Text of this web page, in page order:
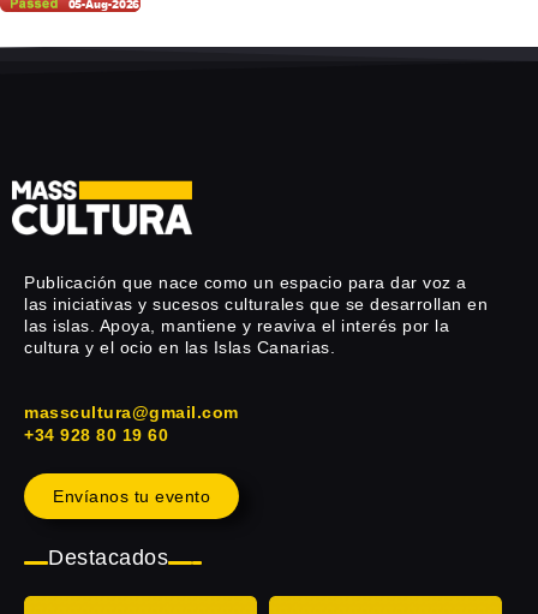
Publicación que nace como un espacio para dar voz a
las iniciativas y sucesos culturales que se desarrollan en
las islas. Apoya, mantiene y reaviva el interés por la
cultura y el ocio en las Islas Canarias.
masscultura@gmail.com
+34 928 80 19 60
Envíanos tu evento
Destacados